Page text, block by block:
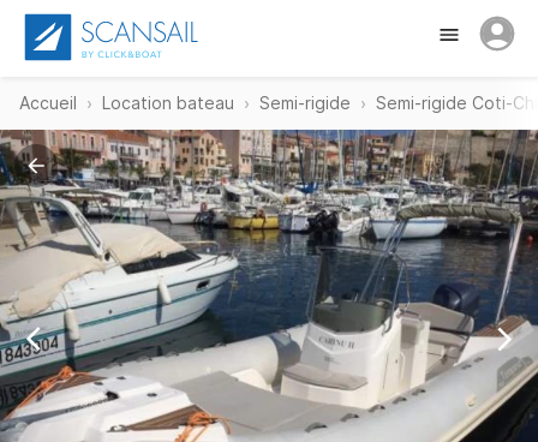
Accueil Location bateau Semi-rigide Semi-rigide Coti-